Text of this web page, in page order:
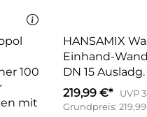
100
mit
HANSAMIX Waschtisch-
Einhand-
DN 15
219,99 €*
UVP
Grundpreis: